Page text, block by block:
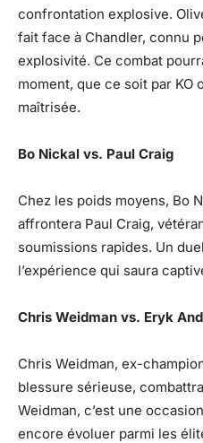
confrontation explosive.
fait face à Chandler, connu
explosivité. Ce combat
moment, que ce soit par KO
maîtrisée.
Bo Nickal vs. Paul Craig
Chez les poids moyens, Bo
affrontera Paul Craig,
soumissions rapides. Un
l’expérience qui saura
Chris Weidman vs. Eryk
Chris Weidman, ex-
blessure sérieuse,
Weidman, c’est une
encore évoluer parmi les